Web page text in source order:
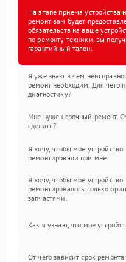
На этапе приема устройства
ремонт вам будет
обязательств на ваше
по ремонту техники, вы
гарантийный талон.
Я уже знаю в чем
ремонт необходим. Для чего
диагностику?
Мне нужен срочный ремонт.
сделать?
Я хочу, чтобы мое устройство
ремонтировали при мне.
Я хочу, чтобы мое устройство
ремонтировалось только
запчастями.
Как я узнаю, что мое
От чего зависит срок